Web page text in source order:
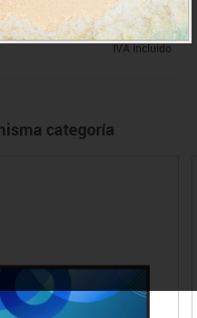
óptico dual y pizarra en
IVA incluido
categoría